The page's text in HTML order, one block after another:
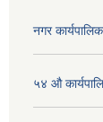
नगर
५४ औ